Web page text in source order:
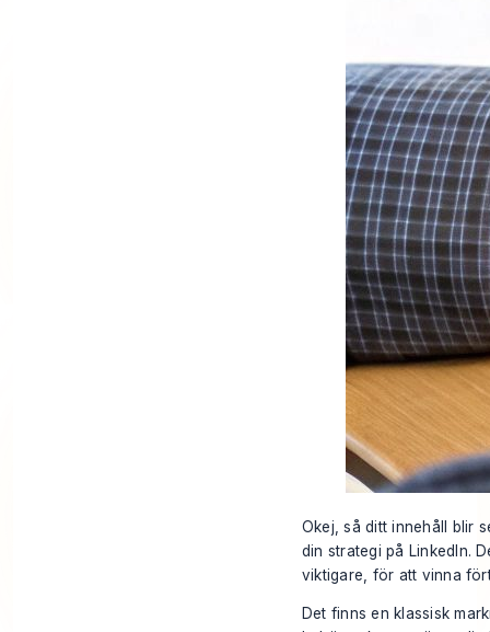
Okej, så ditt innehåll blir
din strategi på LinkedIn.
viktigare, för att vinna
Det finns en klassisk